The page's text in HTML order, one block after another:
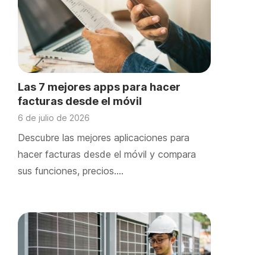
Las 7 mejores apps para hacer
facturas desde el móvil
6 de julio de 2026
Descubre las mejores aplicaciones para
hacer facturas desde el móvil y compara
sus funciones, precios….